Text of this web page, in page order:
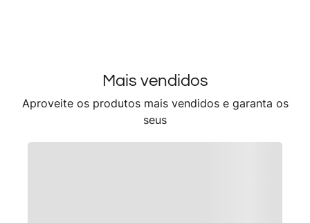
Mais vendidos
Aproveite os produtos mais vendidos e garanta os
seus